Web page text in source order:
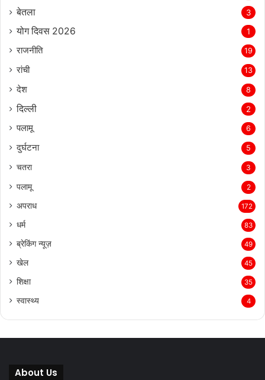
बेतला 3
योग दिवस 2026 1
राजनीति 19
रांची 13
देश 8
दिल्‍ली 2
पलामू 6
दुर्घटना 5
चतरा 3
पलामू 2
अपराध 172
धर्म 83
ब्रेकिंग न्यूज़ 49
खेल 45
शिक्षा 35
स्वास्थ्य 4
About Us